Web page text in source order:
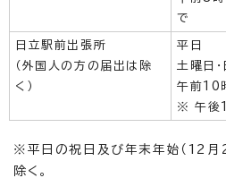
で
日立駅前出張所
（外国人の方の届出は除
く）
平日
土曜日・
午前10
※ 午後
※平日の祝日及び年末年始（12月
除く。